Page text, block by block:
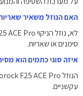
האם הנוזל משאיר
סימנים או שאריות.
איזה סוגי כתמים הוא
עקשניים.